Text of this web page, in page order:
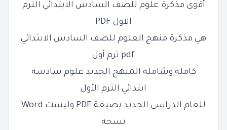
أقوى مذكرة علوم للصف السادس الابتدائي الترم
الاول PDF
هي مذكرة منهج العلوم للصف السادس الابتدائي
pdf ترم أول
كاملة وشاملة المنهج الجديد علوم سادسة
ابتدائي الترم الأول
للعام الدراسي الجديد بصيغة PDF وليست Word
نسخة